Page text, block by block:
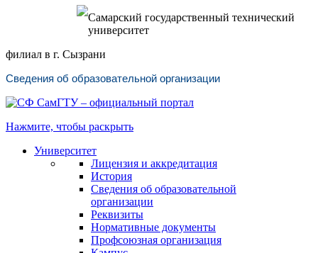
Самарский государственный технический
университет
филиал в г. Сызрани
Сведения об образовательной организации
Нажмите, чтобы раскрыть
Университет
Лицензия и аккредитация
История
Сведения об образовательной
организации
Реквизиты
Нормативные документы
Профсоюзная организация